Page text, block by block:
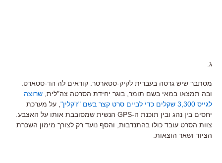
ג.
מסתבר שיש גרסה בעברית לקיק-סטארטר. קוראים לה הד-סטארט.
ובה תמצאו במאי בשם תומר, בוגר יחידת הסרטה צה"לית, שרוצה
לגייס 3,300 שקלים כדי לביים סרט קצר בשם "ז'קלין"
, על מערכת
יחסים בין נהג ובין תוכנת ה-GPS הנשית שמסובבת אותו על האצבע.
צוות הסרט עובד כולו בהתנדבות, והסף נועד רק לצורך מימון השכרת
הציוד ושאר הוצאות.